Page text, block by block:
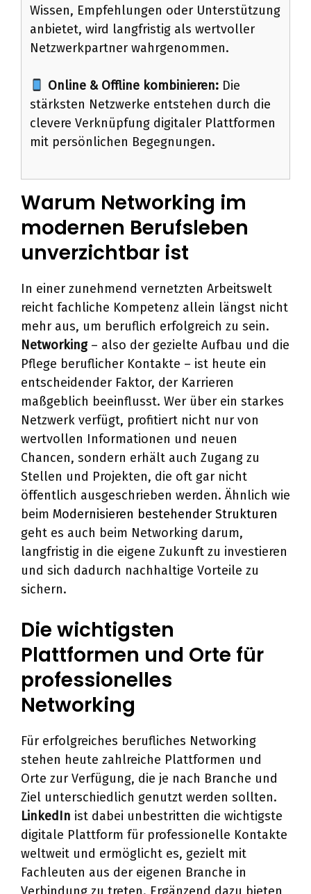
Wissen, Empfehlungen oder Unterstützung
anbietet, wird langfristig als wertvoller
Netzwerkpartner wahrgenommen.
Online & Offline kombinieren:Die
stärksten Netzwerke entstehen durch die
clevere Verknüpfung digitaler Plattformen
mit persönlichen Begegnungen.
Warum Networking im
modernen Berufsleben
unverzichtbar ist
In einer zunehmend vernetzten Arbeitswelt
reicht fachliche Kompetenz allein längst nicht
mehr aus, um beruflich erfolgreich zu sein.
Networking– also der gezielte Aufbau und die
Pflege beruflicher Kontakte – ist heute ein
entscheidender Faktor, der Karrieren
maßgeblich beeinflusst. Wer über ein starkes
Netzwerk verfügt, profitiert nicht nur von
wertvollen Informationen und neuen
Chancen, sondern erhält auch Zugang zu
Stellen und Projekten, die oft gar nicht
öffentlich ausgeschrieben werden. Ähnlich wie
beim Modernisieren bestehender Strukturen
geht es auch beim Networking darum,
langfristig in die eigene Zukunft zu investieren
und sich dadurch nachhaltige Vorteile zu
sichern.
Die wichtigsten
Plattformen und Orte für
professionelles
Networking
Für erfolgreiches berufliches Networking
stehen heute zahlreiche Plattformen und
Orte zur Verfügung, die je nach Branche und
Ziel unterschiedlich genutzt werden sollten.
LinkedIn ist dabei unbestritten die wichtigste
digitale Plattform für professionelle Kontakte
weltweit und ermöglicht es, gezielt mit
Fachleuten aus der eigenen Branche in